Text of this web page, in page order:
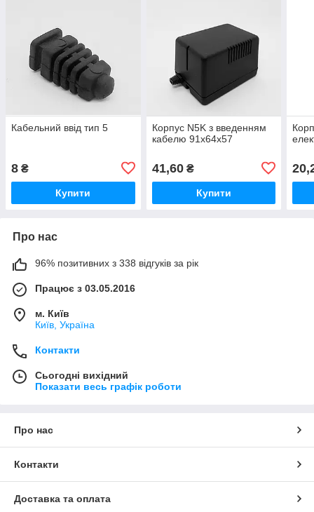
Кабельний ввід тип 5
8 ₴
Купити
Корпус N5K з введенням
кабелю 91х64х57
41,60₴
Купити
Про нас
96% позитивних з 338 відгуків за рік
Працює з 03.05.2016
м. Київ
Київ, Україна
Контакти
Сьогодні вихідний
Показати весь графік роботи
Про нас
Контакти
Доставка та оплата